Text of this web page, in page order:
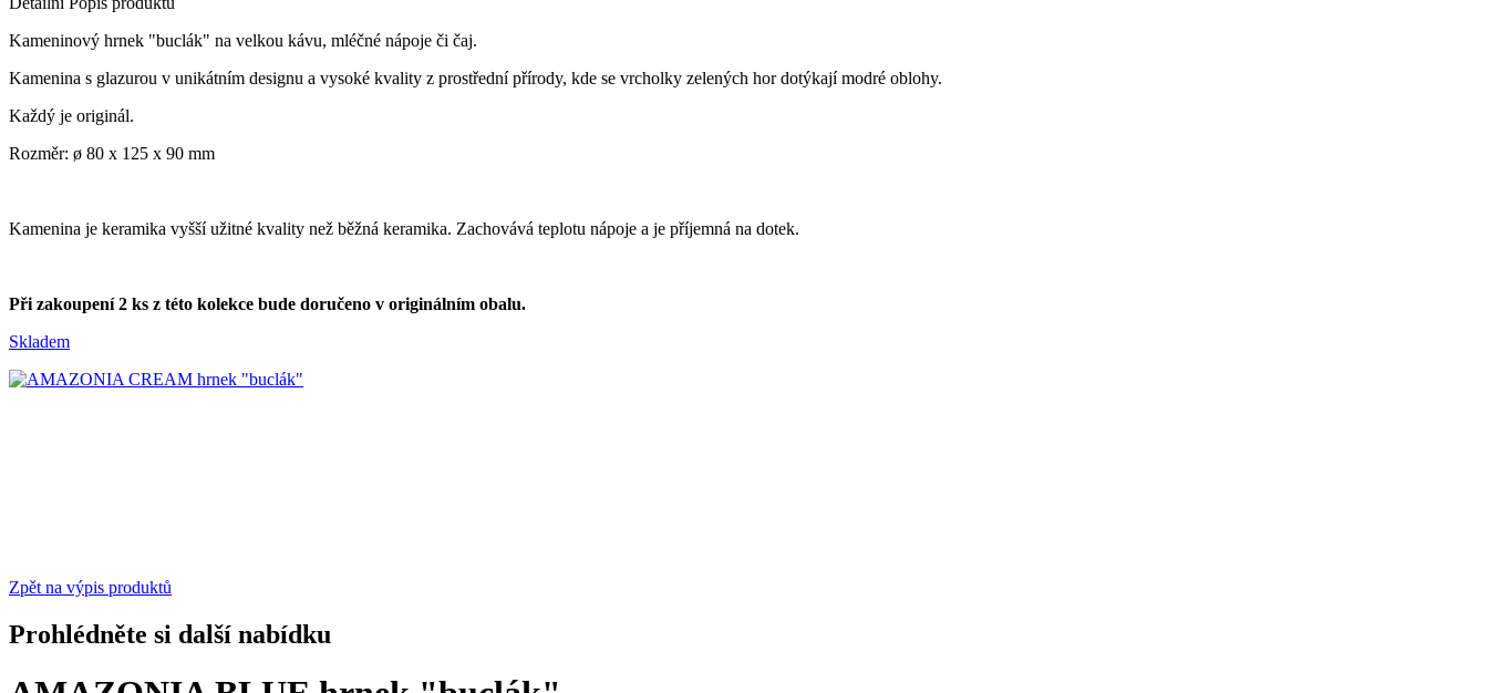
Kameninový hrnek "buclák" na velkou kávu, mléčné nápoje či čaj.
Kamenina s glazurou v unikátním designu a vysoké kvality z prostřední přírody, kde se vrcholky zelených hor dotýkají modré oblohy.
Každý je originál.
Rozměr: ø 80 x 125 x 90 mm
Kamenina je keramika vyšší užitné kvality než běžná keramika. Zachovává teplotu nápoje a je příjemná na dotek.
Při zakoupení 2 ks z této kolekce bude doručeno v originálním obalu.
Skladem
Zpět na výpis produktů
Prohlédněte si další nabídku